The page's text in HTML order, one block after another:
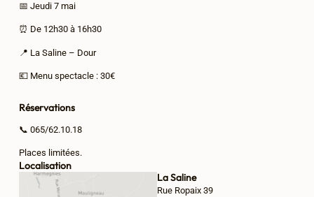
📅 Jeudi 7 mai
⏰ De 12h30 à 16h30
📍 La Saline – Dour
💶 Menu spectacle : 30€
Réservations
📞 065/62.10.18
Places limitées.
Localisation
La Saline
Rue Ropaix 39